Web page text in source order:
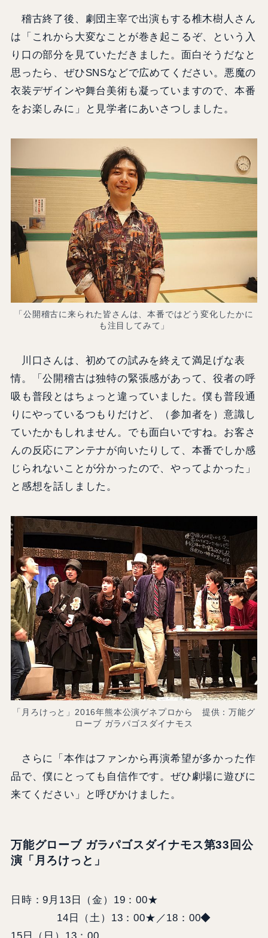
稽古終了後、劇団主宰で出演もする椎木樹人さん
は「これから大変なことが巻き起こるぞ、という入
り口の部分を見ていただきました。面白そうだなと
思ったら、ぜひSNSなどで広めてください。悪魔の
衣装デザインや舞台美術も凝っていますので、本番
をお楽しみに」と見学者にあいさつしました。
「公開稽古に来られた皆さんは、本番ではどう変化したかに
も注目してみて」
川口さんは、初めての試みを終えて満足げな表
情。「公開稽古は独特の緊張感があって、役者の呼
吸も普段とはちょっと違っていました。僕も普段通
りにやっているつもりだけど、（参加者を）意識し
ていたかもしれません。でも面白いですね。お客さ
んの反応にアンテナが向いたりして、本番でしか感
じられないことが分かったので、やってよかった」
と感想を話しました。
「月ろけっと」2016年熊本公演ゲネプロから 提供：万能グ
ローブ ガラパゴスダイナモス
さらに「本作はファンから再演希望が多かった作
品で、僕にとっても自信作です。ぜひ劇場に遊びに
来てください」と呼びかけました。
万能グローブ ガラパゴスダイナモス第33回公
演「月ろけっと」
日時：9月13日（金）19：00★
14日（土）13：00★／18：00◆